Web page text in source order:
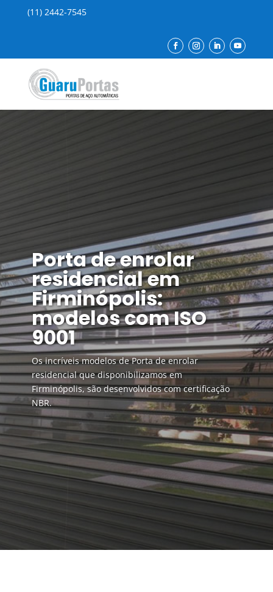
(11) 2442-7545
Porta de enrolar
residencial em
Firminópolis:
modelos com ISO
9001
Os incríveis modelos de Porta de enrolar
residencial que disponibilizamos em
Firminópolis, são desenvolvidos com certificação
NBR.